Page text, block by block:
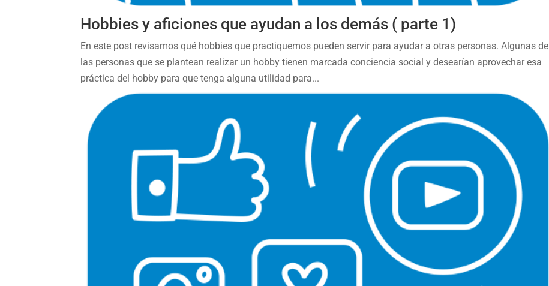
Hobbies y aficiones que ayudan a los demás ( parte 1)
En este post revisamos qué hobbies que practiquemos pueden servir para ayudar a otras personas. Algunas de
las personas que se plantean realizar un hobby tienen marcada conciencia social y desearían aprovechar esa
práctica del hobby para que tenga alguna utilidad para...